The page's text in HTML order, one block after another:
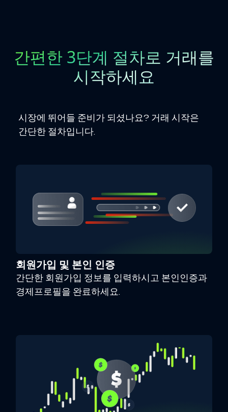
간편한 3단계 절차로 거래를
시작하세요
시장에 뛰어들 준비가 되셨나요? 거래 시작은
간단한 절차입니다.
회원가입 및 본인 인증
간단한 회원가입 정보를 입력하시고 본인인증과
경제프로필을 완료하세요.